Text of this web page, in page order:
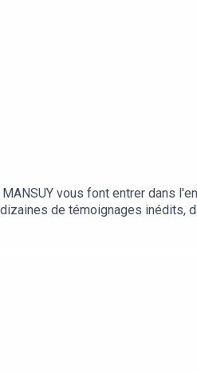
vous font entrer dans
de témoignages inédits,
Press. Pendant près d'une
d'interviews à réécouter, les